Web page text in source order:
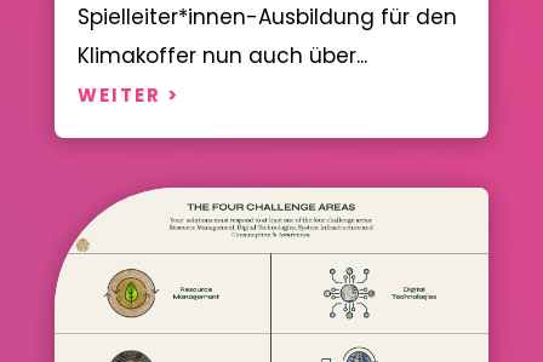
Spielleiter*innen-Ausbildung für den
Klimakoffer nun auch über...
WEITER >